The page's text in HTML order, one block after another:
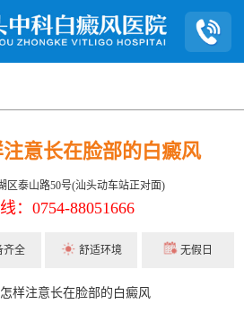
意长在脸部的白癜风
区泰山路50号(汕头动车站正对面)
：0754-88051666
齐全 舒适环境 无假日